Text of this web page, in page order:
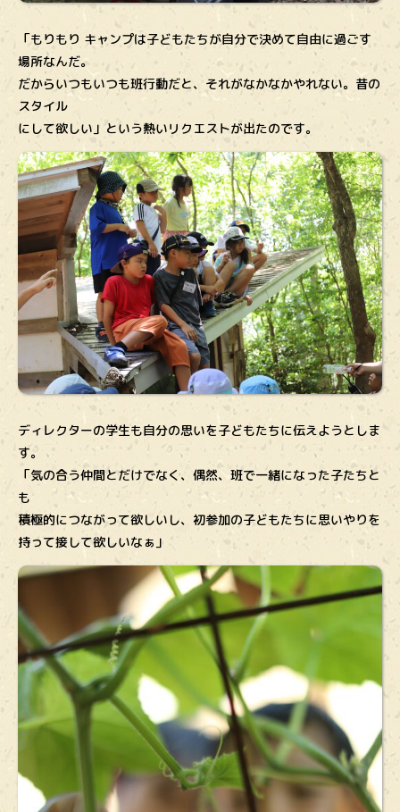
「もりもり キャンプは子どもたちが自分で決めて自由に過ごす
場所なんだ。
だからいつもいつも班行動だと、それがなかなかやれない。昔の
スタイル
にして欲しい」という熱いリクエストが出たのです。
ディレクターの学生も自分の思いを子どもたちに伝えようとしま
す。
「気の合う仲間とだけでなく、偶然、班で一緒になった子たちと
も
積極的につながって欲しいし、初参加の子どもたちに思いやりを
持って接して欲しいなぁ」